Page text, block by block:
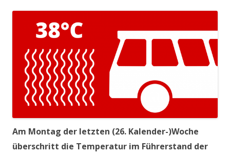
Am Montag der letzten (26. Kalender-)Woche
überschritt die Temperatur im Führerstand der